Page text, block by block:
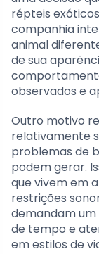
répteis
companhia
animal
de sua
observados e
Outro motivo
relativamente
problemas de
podem gerar.
que vivem em
restrições
demandam
de tempo e
em estilos de